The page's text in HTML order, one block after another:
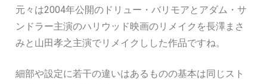
元々は2004年公開のドリュー・バリモアとアダム・サ
ンドラー主演のハリウッド映画のリメイクを長澤まさ
みと山田孝之主演でリメイクしした作品ですね。
細部や設定に若干の違いはあるものの基本は同じスト